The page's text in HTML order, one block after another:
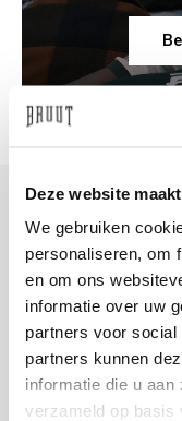
Deze website
We gebruiken
personaliseren, om
en om ons
informatie over uw
partners voor
partners kunnen
informatie die u
verzameld op basis
+31 23 205 2006
info@bruut.nl
Contact Formulier
Open tot 18:30
OPENINGSTIJDEN